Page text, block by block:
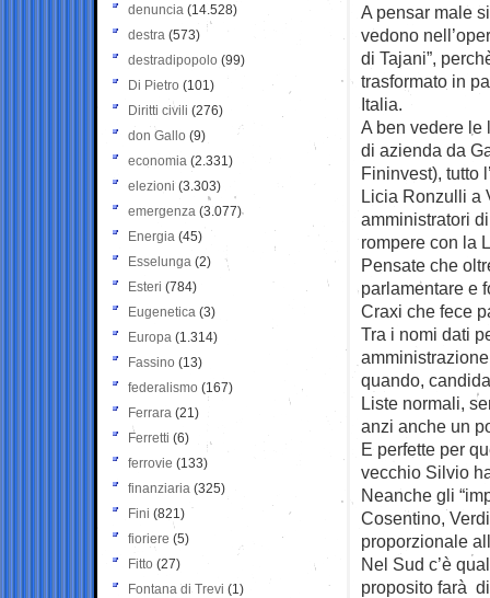
A pensar male
vedono
di Tajani”,
trasformato in
Italia.
A ben vedere le
di azienda da
Fininvest), tutto
Licia Ronzulli a
amministratori
rompere con la
Pensate che
parlamentare e
Craxi che fece
Tra i nomi dati
quando,
Liste normali,
anzi anche un
E perfette per
vecchio Silvio
Neanche gli
Cosentino,
proporzionale
Nel Sud c’è
proposito farà
denuncia (14.528)
destra (573)
destradipopolo (99)
Di Pietro (101)
Diritti civili (276)
don Gallo (9)
economia (2.331)
elezioni (3.303)
emergenza (3.077)
Energia (45)
Esselunga (2)
Esteri (784)
Eugenetica (3)
Europa (1.314)
Fassino (13)
federalismo (167)
Ferrara (21)
Ferretti (6)
ferrovie (133)
finanziaria (325)
Fini (821)
fioriere (5)
Fitto (27)
Fontana di Trevi (1)